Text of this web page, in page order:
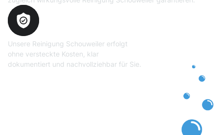
Unsere Reinigung Schouweiler erfolgt
ohne versteckte Kosten, klar
dokumentiert und nachvollziehbar für Sie.